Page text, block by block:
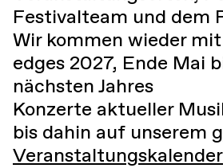
Festivalteam und dem
Wir kommen wieder
edges 2027, Ende Mai
nächsten Jahres
Konzerte aktueller
bis dahin auf unserem
Veranstaltungskalender